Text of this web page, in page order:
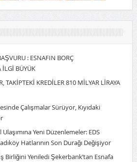
: ESNAFIN BORÇ
BÜYÜK
TAKİPTEKİ KREDİLER 810 MİLYAR LİRAYA
Çalışmalar Sürüyor, Kıyıdaki
Yeni Düzenlemeler: EDS
Hatlarının Son Durağı Değişiyor
Birliğini Yeniledi Şekerbank’tan Esnafa